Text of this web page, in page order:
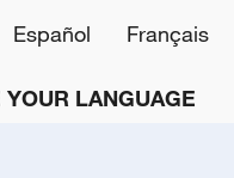
Español Français
YOUR LANGUAGE